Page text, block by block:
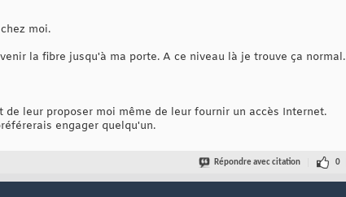
moi.
la fibre jusqu'à ma porte. A ce niveau là je trouve ça normal.
leur proposer moi même de leur fournir un accès Internet.
engager quelqu'un.
Répondre avec citation 0